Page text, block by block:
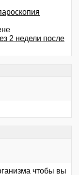
2 недели после
чтобы вы